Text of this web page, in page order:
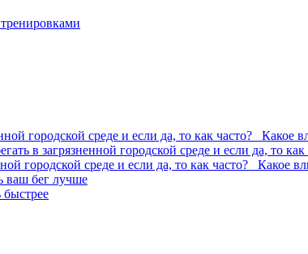
городской среде и если да, то как часто? Какое
в загрязненной городской среде и если да, то
городской среде и если да, то как часто? Какое
ваш бег лучше